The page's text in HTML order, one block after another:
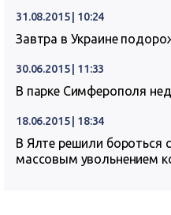
31.08.2015 | 10:24
Завтра в Украине
30.06.2015 | 11:33
В парке Симферополя
18.06.2015 | 18:34
В Ялте решили бороться
массовым увольнением